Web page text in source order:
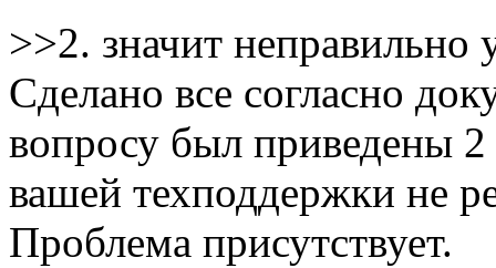
>>2. значит неправильно
Сделано все согласно
вопросу был приведены
вашей техподдержки не
Проблема присутствует.